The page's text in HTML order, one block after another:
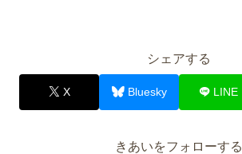
シェアする
X Bluesky LINE
きあいをフォローする